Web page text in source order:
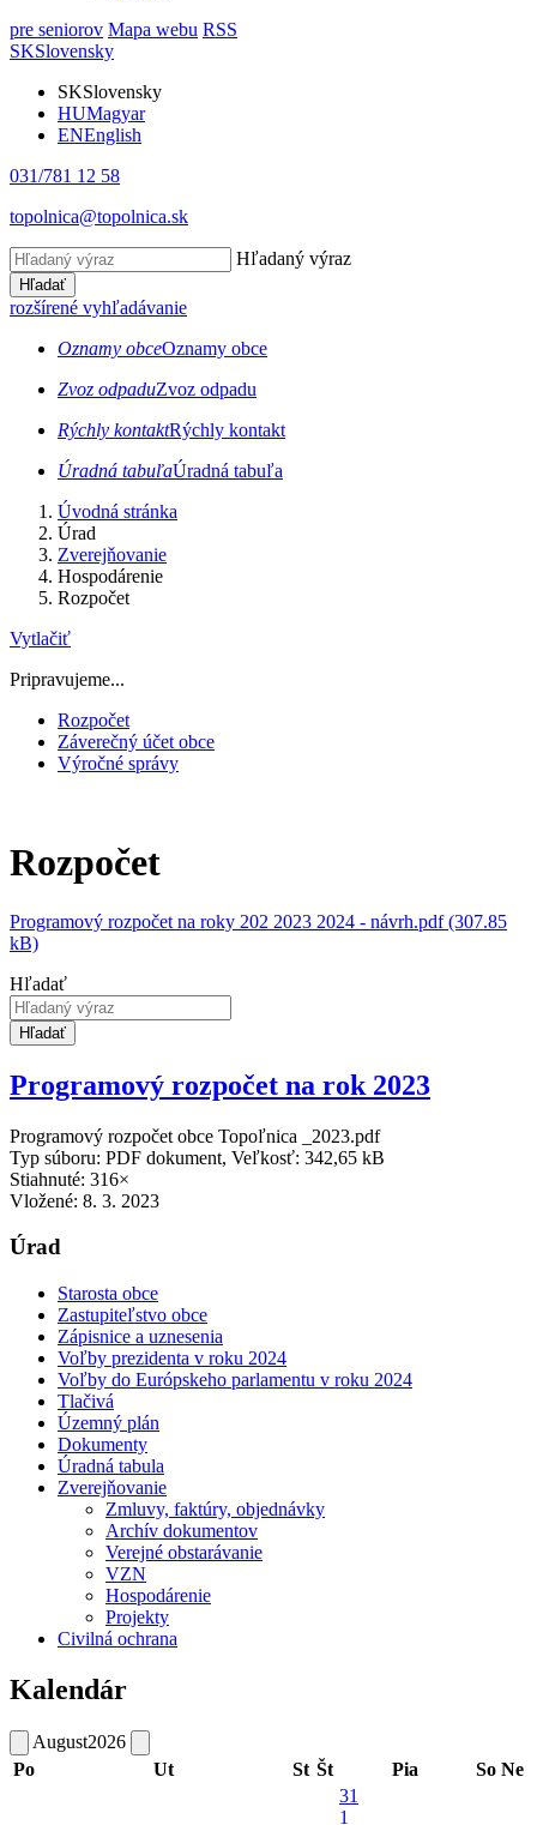
pre seniorov Mapa webu RSS
SKSlovensky
SKSlovensky
HUMagyar
ENEnglish
031/781 12 58
topolnica@topolnica.sk
Hľadaný výraz
Hľadať
rozšírené vyhľadávanie
Oznamy obceOznamy obce
Zvoz odpaduZvoz odpadu
Rýchly kontaktRýchly kontakt
Úradná tabuľaÚradná tabuľa
Úvodná stránka
Úrad
Zverejňovanie
Hospodárenie
Rozpočet
Vytlačiť
Pripravujeme...
Rozpočet
Záverečný účet obce
Výročné správy
Rozpočet
Programový rozpočet na roky 202 2023 2024 - návrh.pdf (307.85
kB)
Hľadať
Hľadať
Programový rozpočet na rok 2023
Programový rozpočet obce Topoľnica _2023.pdf
Typ súboru: PDF dokument, Veľkosť: 342,65 kB
Stiahnuté: 316×
Vložené: 8. 3. 2023
Úrad
Starosta obce
Zastupiteľstvo obce
Zápisnice a uznesenia
Voľby prezidenta v roku 2024
Voľby do Európskeho parlamentu v roku 2024
Tlačivá
Územný plán
Dokumenty
Úradná tabula
Zverejňovanie
Zmluvy, faktúry, objednávky
Archív dokumentov
Verejné obstarávanie
VZN
Hospodárenie
Projekty
Civilná ochrana
Kalendár
August2026
Po
Ut St Št Pia So Ne
31
1